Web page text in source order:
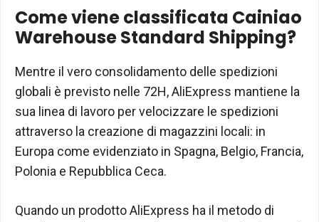
Come viene classificata Cainiao
Warehouse Standard Shipping?
Mentre il vero consolidamento delle spedizioni
globali è previsto nelle 72H, AliExpress mantiene la
sua linea di lavoro per velocizzare le spedizioni
attraverso la creazione di magazzini locali: in
Europa come evidenziato in Spagna, Belgio, Francia,
Polonia e Repubblica Ceca.
Quando un prodotto AliExpress ha il metodo di